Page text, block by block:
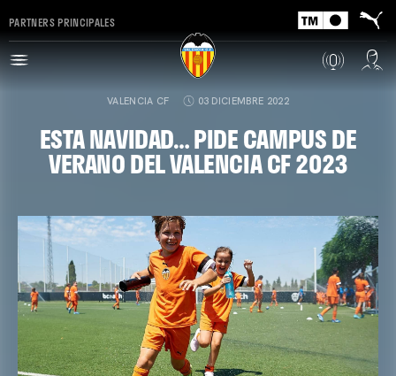
PARTNERS PRINCIPALES
VALENCIA CF 03 DICIEMBRE 2022
ESTA NAVIDAD… PIDE CAMPUS DE
VERANO DEL VALENCIA CF 2023